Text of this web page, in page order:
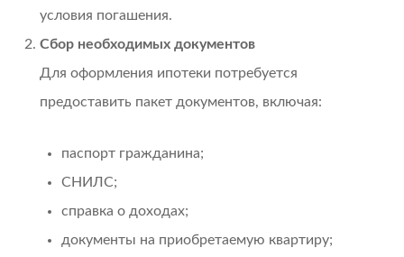
условия погашения.
Сбор необходимых документов
Для оформления ипотеки потребуется
предоставить пакет документов, включая:
паспорт гражданина;
СНИЛС;
справка о доходах;
документы на приобретаемую квартиру;